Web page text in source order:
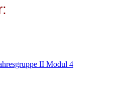
II Modul 4